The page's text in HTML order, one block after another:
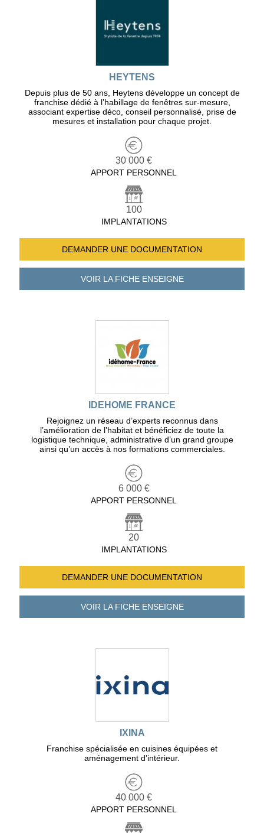
HEYTENS
Depuis plus de 50 ans, Heytens développe un concept de
franchise dédié à l’habillage de fenêtres sur-mesure,
associant expertise déco, conseil personnalisé, prise de
mesures et installation pour chaque projet.
30 000 €
APPORT PERSONNEL
100
IMPLANTATIONS
DEMANDER UNE DOCUMENTATION
VOIR LA FICHEENSEIGNE
IDEHOME FRANCE
Rejoignez un réseau d’experts reconnus dans
l’amélioration de l’habitat et bénéficiez de toute la
logistique technique, administrative d’un grand groupe
ainsi qu’un accès à nos formations commerciales.
6 000 €
APPORT PERSONNEL
20
IMPLANTATIONS
DEMANDER UNE DOCUMENTATION
VOIR LA FICHEENSEIGNE
IXINA
Franchise spécialisée en cuisines équipées et
aménagement d’intérieur.
40 000 €
APPORT PERSONNEL